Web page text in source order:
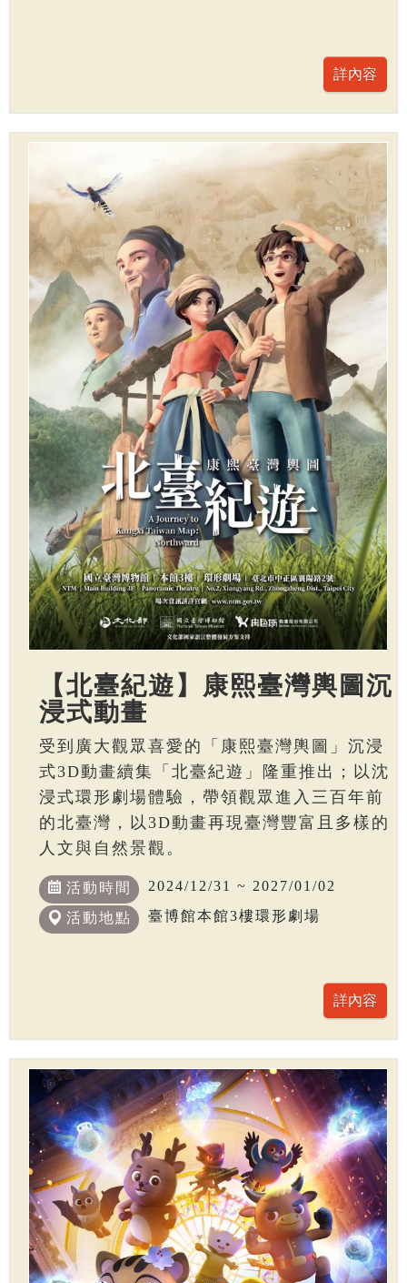
【北臺紀遊】康熙臺灣輿圖沉
浸式動畫
受到廣大觀眾喜愛的「康熙臺灣輿圖」沉浸
式3D動畫續集「北臺紀遊」隆重推出；以沈
浸式環形劇場體驗，帶領觀眾進入三百年前
的北臺灣，以3D動畫再現臺灣豐富且多樣的
人文與自然景觀。
活動時間 2024/12/31 ~ 2027/01/02
活動地點 臺博館本館3樓環形劇場